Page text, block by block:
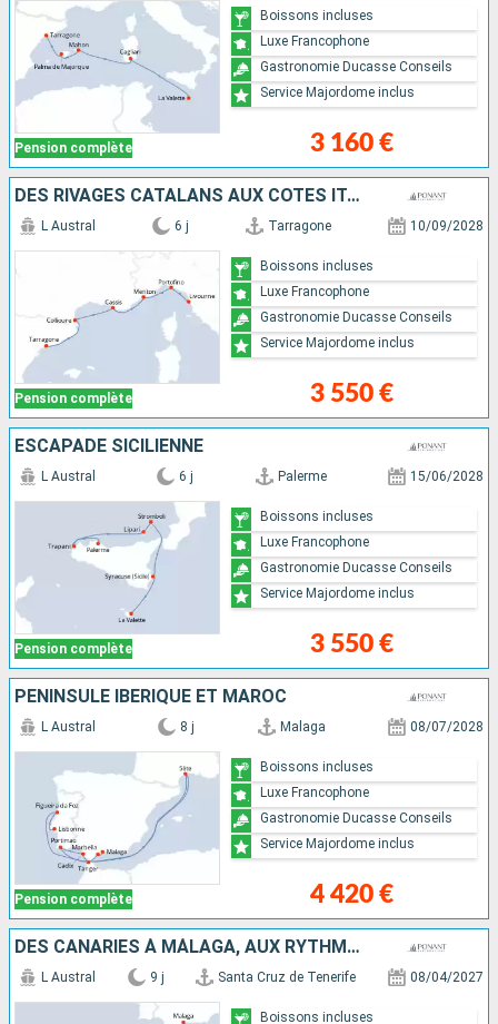
Pension complète 3 160 €
Boissons incluses
Luxe Francophone
Gastronomie Ducasse Conseils
Service Majordome inclus
DES RIVAGES CATALANS AUX CÔTES ITALIENNES
Pension complète
L Austral 6 j Tarragone 10/09/2028
3 550 €
Boissons incluses
Luxe Francophone
Gastronomie Ducasse Conseils
Service Majordome inclus
ESCAPADE SICILIENNE
Pension complète
L Austral 6 j Palerme 15/06/2028
3 550 €
Boissons incluses
Luxe Francophone
Gastronomie Ducasse Conseils
Service Majordome inclus
PÉNINSULE IBÉRIQUE ET MAROC
Pension complète
L Austral 8 j Malaga 08/07/2028
4 420 €
Boissons incluses
Luxe Francophone
Gastronomie Ducasse Conseils
Service Majordome inclus
DES CANARIES À MÁLAGA, AUX RYTHMES DE LA MUSIQUE ESPAGNOLE
L Austral 9 j Santa Cruz de Tenerife 08/04/2027
Boissons incluses